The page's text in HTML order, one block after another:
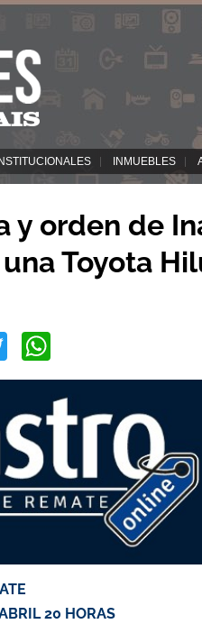
INSTITUCIONALES INMUEBLES
y orden de
Toyota
Twitter
20 HORAS